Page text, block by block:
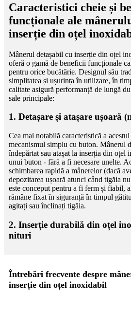
Caracteristici cheie și
funcționale ale
inserție din oțel
Mânerul detașabil cu inserție din oțel
oferă o gamă de beneficii funcționale
pentru orice bucătărie. Designul său
simplitatea și ușurința în utilizare, în
calitate asigură performanță de lungă
sale principale:
1. Detașare și atașare ușoară
Cea mai notabilă caracteristică a
mecanismul simplu cu buton. Mânerul
îndepărtat sau atașat la inserția din oțel
unui buton - fără a fi necesare unelte.
schimbarea rapidă a mânerelor (dacă
depozitarea ușoară atunci când tigăia
este conceput pentru a fi ferm și fiabil,
rămâne fixat în siguranță în timpul
agitați sau înclinați tigăia.
2. Inserție durabilă din oțel
nituri
Întrebări frecvente despre
inserție din oțel inoxidabil